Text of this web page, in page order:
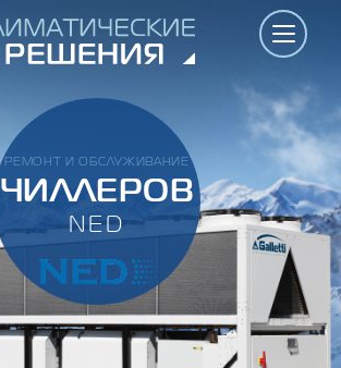
РЕМОНТ И ОБСЛУЖИВАНИЕ
ЧИЛЛЕРОВ
NED